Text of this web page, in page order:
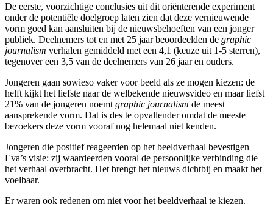
De eerste, voorzichtige conclusies uit dit oriënterende experiment
onder de potentiële doelgroep laten zien dat deze vernieuwende
vorm goed kan aansluiten bij de nieuwsbehoeften van een jonger
publiek. Deelnemers tot en met 25 jaar beoordeelden de graphic
journalism verhalen gemiddeld met een 4,1 (keuze uit 1-5 sterren),
tegenover een 3,5 van de deelnemers van 26 jaar en ouders.
Jongeren gaan sowieso vaker voor beeld als ze mogen kiezen: de
helft kijkt het liefste naar de welbekende nieuwsvideo en maar liefst
21% van de jongeren noemt graphic journalism de meest
aansprekende vorm. Dat is des te opvallender omdat de meeste
bezoekers deze vorm vooraf nog helemaal niet kenden.
Jongeren die positief reageerden op het beeldverhaal bevestigen
Eva’s visie: zij waardeerden vooral de persoonlijke verbinding die
het verhaal overbracht. Het brengt het nieuws dichtbij en maakt het
voelbaar.
Er waren ook redenen om niet voor het beeldverhaal te kiezen.